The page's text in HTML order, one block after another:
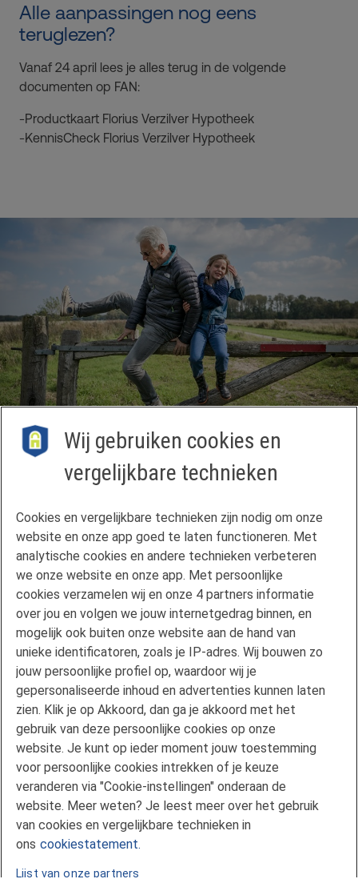
Alle aanpassingen nog eens
teruglezen?
Vanaf 24 april lees je alles terug in de volgende
documenten op FAN:
-Productkaart Florius Verzilver Hypotheek
-KennisCheck Florius Verzilver Hypotheek
Veelgestelde vragen
Klachtenregeling
Privacyverklaring
Disclaimer
Gebruikersvoorwaarden FAN
Actuele rente
Downloads
Kredietgids
Toegang aanvragen
Over Florius
Samenwerken met Florius
Pers
Nieuwsbrief
Volg ons op LinkedIn
Wij gebruiken cookies en
vergelijkbare technieken
Cookies en vergelijkbare technieken zijn nodig om onze
website en onze app goed te laten functioneren. Met
analytische cookies en andere technieken verbeteren
we onze website en onze app. Met persoonlijke
cookies verzamelen wij en onze 4 partners informatie
over jou en volgen we jouw internetgedrag binnen, en
mogelijk ook buiten onze website aan de hand van
unieke identificatoren, zoals je IP-adres. Wij bouwen zo
jouw persoonlijke profiel op, waardoor wij je
gepersonaliseerde inhoud en advertenties kunnen laten
zien. Klik je op Akkoord, dan ga je akkoord met het
gebruik van deze persoonlijke cookies op onze
website. Je kunt op ieder moment jouw toestemming
voor persoonlijke cookies intrekken of je keuze
veranderen via "Cookie-instellingen" onderaan de
website. Meer weten? Je leest meer over het gebruik
van cookies en vergelijkbare technieken in
ons cookiestatement.
Lijst van onze partners